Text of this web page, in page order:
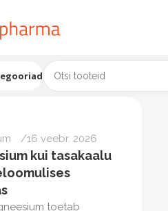
16 veebr. 2026
kui tasakaalu
toetab